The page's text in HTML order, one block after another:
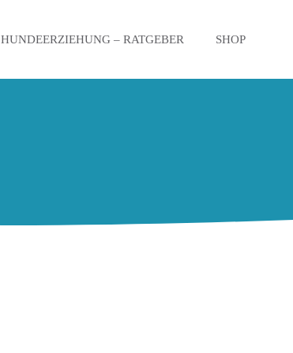
HUNDEERZIEHUNG – RATGEBER SHOP